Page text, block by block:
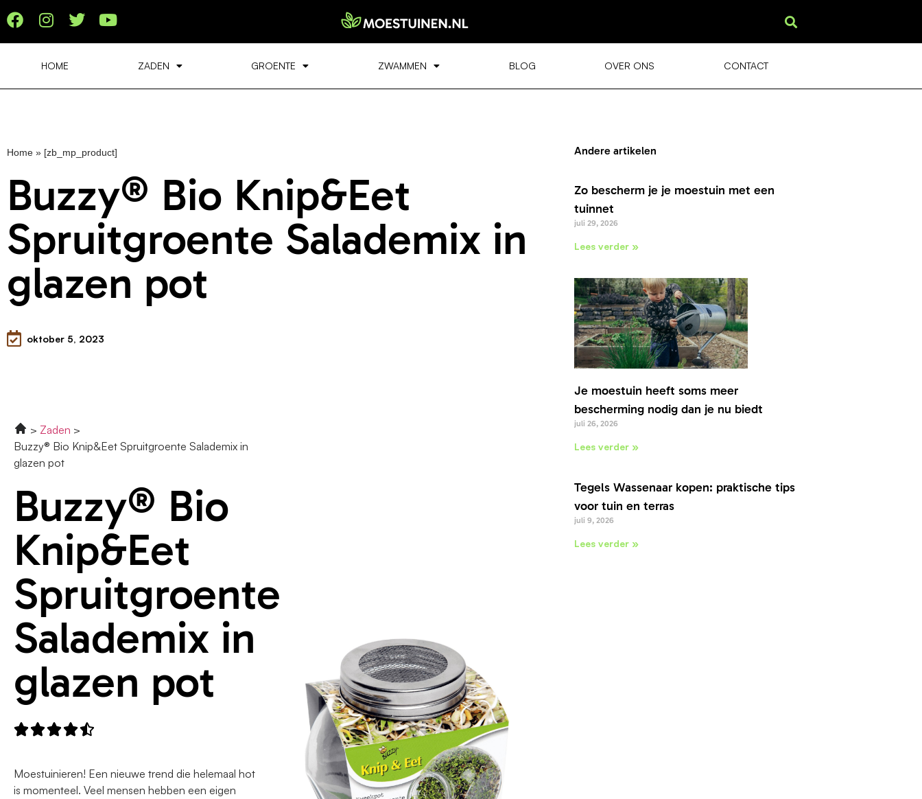
HOME ZADEN GROENTE ZWAMMEN BLOG OVER ONS CONTACT
Home » [zb_mp_product]
Buzzy® Bio Knip&Eet
Spruitgroente Salademix in
glazen pot
oktober 5, 2023
Zaden
Buzzy® Bio Knip&Eet Spruitgroente Salademix in
glazen pot
Buzzy® Bio
Knip&Eet
Spruitgroente
Salademix in
glazen pot

Moestuinieren! Een nieuwe trend die helemaal hot
is momenteel. Veel mensen hebben een eigen
Andere artikelen
Zo bescherm je je moestuin met een
tuinnet
juli 29, 2026
Lees verder »
Je moestuin heeft soms meer
bescherming nodig dan je nu biedt
juli 26, 2026
Lees verder »
Tegels Wassenaar kopen: praktische tips
voor tuin en terras
juli 9, 2026
Lees verder »